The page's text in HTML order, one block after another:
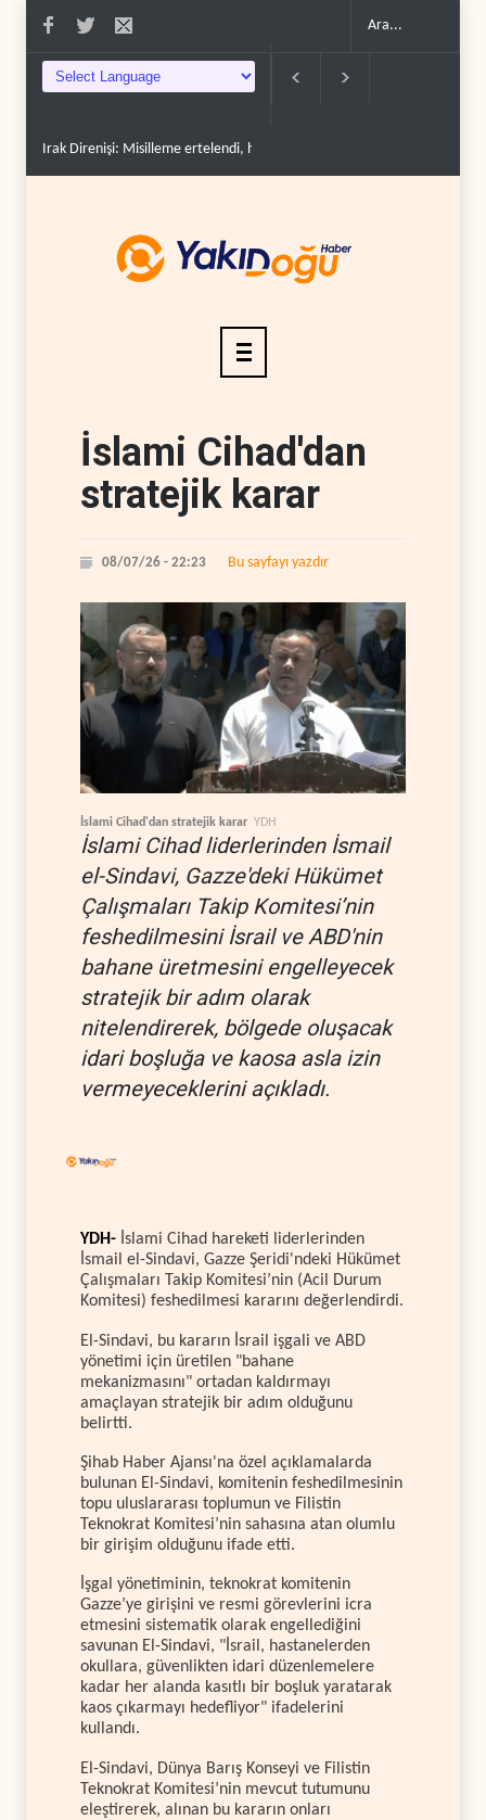
Irak Direnişi: Misilleme ertelendi, hesap kapanmadı..
İslami Cihad'dan
stratejik karar
08/07/26 - 22:23 Bu sayfayı yazdır
İslami Cihad'dan stratejik karar YDH
İslami Cihad liderlerinden İsmail
el-Sindavi, Gazze'deki Hükümet
Çalışmaları Takip Komitesi’nin
feshedilmesini İsrail ve ABD'nin
bahane üretmesini engelleyecek
stratejik bir adım olarak
nitelendirerek, bölgede oluşacak
idari boşluğa ve kaosa asla izin
vermeyeceklerini açıkladı.
YDH- İslami Cihad hareketi liderlerinden
İsmail el-Sindavi, Gazze Şeridi'ndeki Hükümet
Çalışmaları Takip Komitesi’nin (Acil Durum
Komitesi) feshedilmesi kararını değerlendirdi.
El-Sindavi, bu kararın İsrail işgali ve ABD
yönetimi için üretilen "bahane
mekanizmasını" ortadan kaldırmayı
amaçlayan stratejik bir adım olduğunu
belirtti.
Şihab Haber Ajansı'na özel açıklamalarda
bulunan El-Sindavi, komitenin feshedilmesinin
topu uluslararası toplumun ve Filistin
Teknokrat Komitesi’nin sahasına atan olumlu
bir girişim olduğunu ifade etti.
İşgal yönetiminin, teknokrat komitenin
Gazze’ye girişini ve resmi görevlerini icra
etmesini sistematik olarak engellediğini
savunan El-Sindavi, "İsrail, hastanelerden
okullara, güvenlikten idari düzenlemelere
kadar her alanda kasıtlı bir boşluk yaratarak
kaos çıkarmayı hedefliyor" ifadelerini
kullandı.
El-Sindavi, Dünya Barış Konseyi ve Filistin
Teknokrat Komitesi’nin mevcut tutumunu
eleştirerek, alınan bu kararın onları